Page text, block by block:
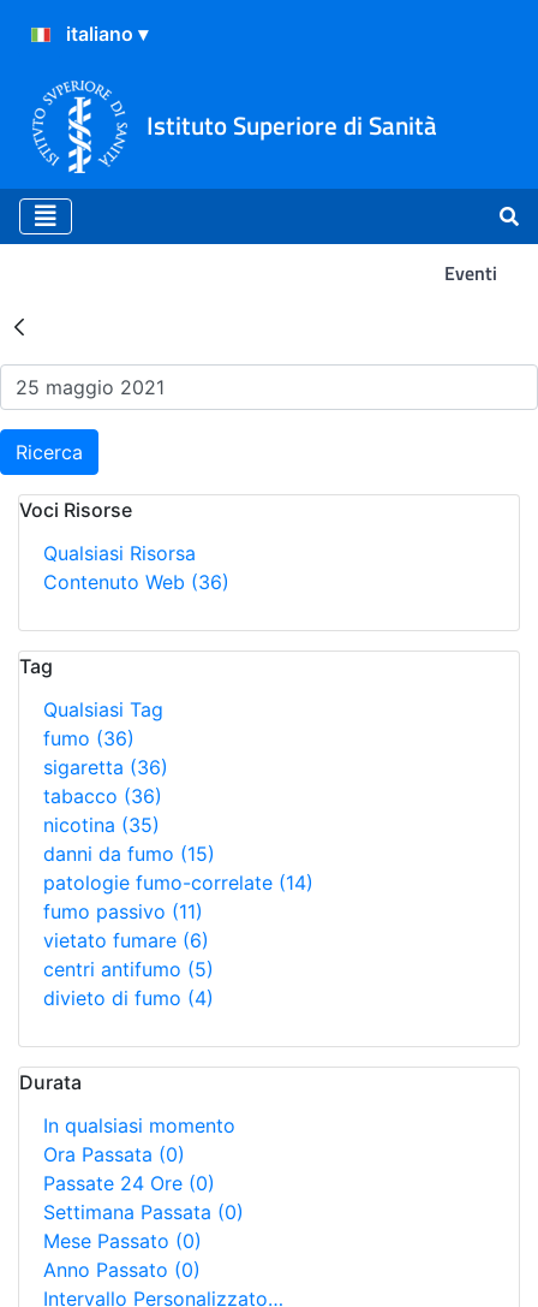
Istituto Superiore di Sanità
Eventi
Risultati della Ricerca -
Ricerca
Voci Risorse
Qualsiasi Risorsa
Contenuto Web (36)
Tag
Qualsiasi Tag
fumo (36)
sigaretta (36)
tabacco (36)
nicotina (35)
danni da fumo (15)
patologie fumo-correlate (14)
fumo passivo (11)
vietato fumare (6)
centri antifumo (5)
divieto di fumo (4)
Durata
In qualsiasi momento
Ora Passata (0)
Passate 24 Ore (0)
Settimana Passata (0)
Mese Passato (0)
Anno Passato (0)
Intervallo Personalizzato…